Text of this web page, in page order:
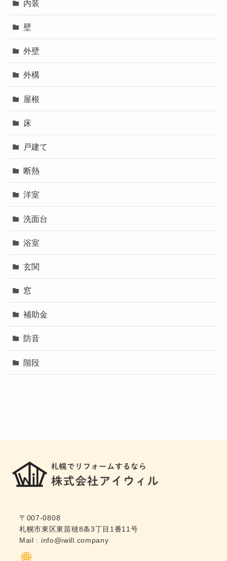
内装
壁
外壁
外構
屋根
床
戸建て
断熱
洋室
洗面台
浴室
玄関
窓
補助金
防音
階段
〒007-0808
札幌市東区東苗穂8条3丁目1番11号
Mail : info@iwill.company
Instagram